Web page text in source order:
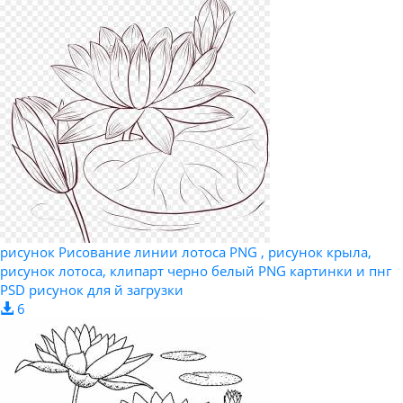
рисунок Рисование линии лотоса PNG , рисунок крыла,
рисунок лотоса, клипарт черно белый PNG картинки и пнг
PSD рисунок для й загрузки
6